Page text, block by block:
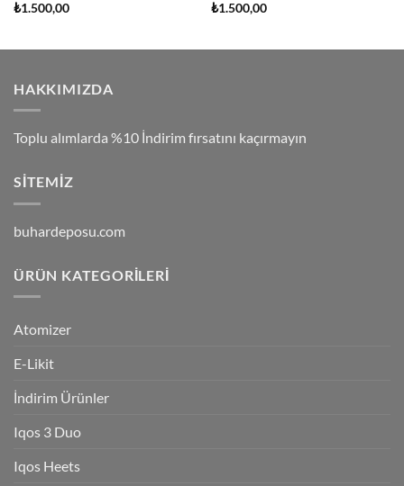
₺1.500,00
₺1.500,00
HAKKIMIZDA
Toplu alımlarda %10 İndirim fırsatını kaçırmayın
SITEMIZ
buhardeposu.com
ÜRÜN KATEGORILERI
Atomizer
E-Likit
İndirim Ürünler
Iqos 3 Duo
Iqos Heets